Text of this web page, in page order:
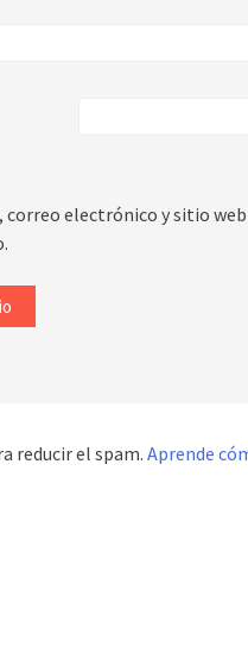
electrónico y sitio
reducir el spam.Aprende